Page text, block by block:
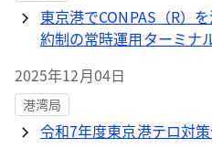
東京港でCONPAS（R）
約制の常時運用ターミナ
2025年12月04日
港湾局
令和7年度東京港テロ対